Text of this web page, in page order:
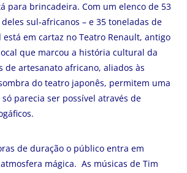
para brincadeira. Com um elenco de 53
sul-africanos – e 35 toneladas de
em cartaz no Teatro Renault, antigo
que marcou a história cultural da
de artesanato africano, aliados às
do teatro japonês, permitem uma
parecia ser possível através de
de duração o público entra em
mágica. As músicas de Tim